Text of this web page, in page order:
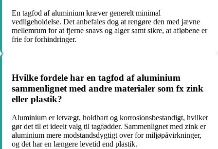
En tagfod af aluminium kræver generelt minimal
vedligeholdelse. Det anbefales dog at rengøre den med jævne
mellemrum for at fjerne snavs og alger samt sikre, at afløbene er
frie for forhindringer.
Hvilke fordele har en tagfod af aluminium
sammenlignet med andre materialer som fx zink
eller plastik?
Aluminium er letvægt, holdbart og korrosionsbestandigt, hvilket
gør det til et ideelt valg til tagfødder. Sammenlignet med zink er
aluminium mere modstandsdygtigt over for miljøpåvirkninger,
og det har en længere levetid end plastik.